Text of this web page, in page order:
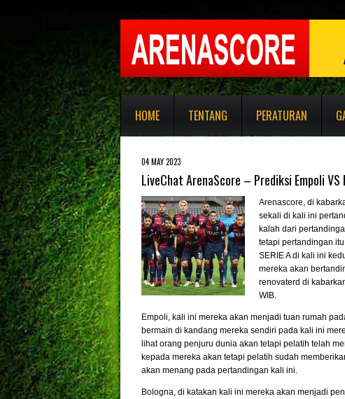
HOME TENTANG PERATURAN
04 MAY 2023
LiveChat ArenaScore – Prediksi Empoli VS
Arenascore, di
sekali di kali ini
kalah dari
tetapi pertandingan
SERIE A di kali ini
mereka akan
renovaterd di
WIB.
Empoli, kali ini mereka akan menjadi tuan rumah
bermain di kandang mereka sendiri pada kali ini
lihat orang penjuru dunia akan tetapi pelatih telah
kepada mereka akan tetapi pelatih sudah
akan menang pada pertandingan kali ini.
Bologna, di katakan kali ini mereka akan menjadi